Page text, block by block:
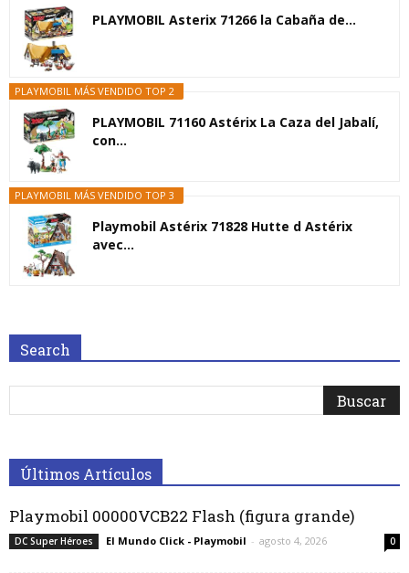
PLAYMOBIL Asterix 71266 la Cabaña de...
PLAYMOBIL MÁS VENDIDO TOP 2
PLAYMOBIL 71160 Astérix La Caza del Jabalí,
con...
PLAYMOBIL MÁS VENDIDO TOP 3
Playmobil Astérix 71828 Hutte d Astérix
avec...
Search
Últimos Artículos
Playmobil 00000VCB22 Flash (figura grande)
DC Super Héroes El Mundo Click - Playmobil - agosto 4, 2026 0